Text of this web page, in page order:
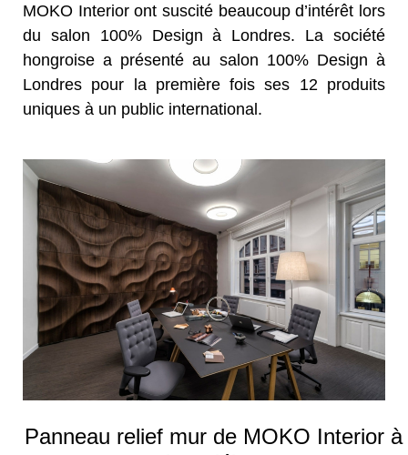
MOKO Interior ont suscité beaucoup d’intérêt lors
du salon 100% Design à Londres. La société
hongroise a présenté au salon 100% Design à
Londres pour la première fois ses 12 produits
uniques à un public international.
Panneau relief mur de MOKO Interior à